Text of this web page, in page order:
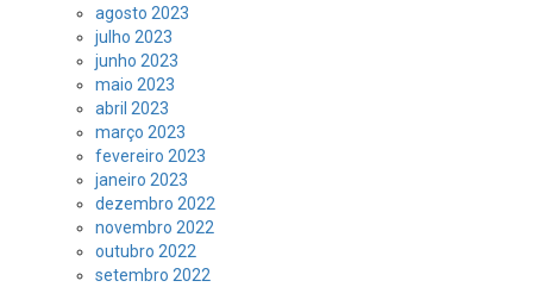
agosto 2023
julho 2023
junho 2023
maio 2023
abril 2023
março 2023
fevereiro 2023
janeiro 2023
dezembro 2022
novembro 2022
outubro 2022
setembro 2022